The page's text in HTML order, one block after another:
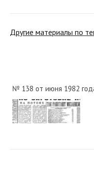
Другие материалы по
№ 138 от июня 1982